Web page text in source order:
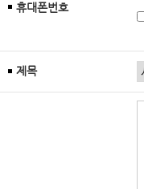
휴대폰번호
제목